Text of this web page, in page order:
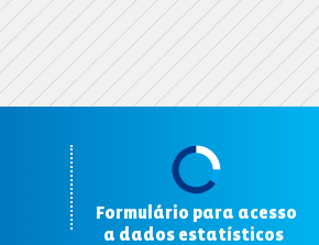
Formulário para acesso
a dados estatísticos